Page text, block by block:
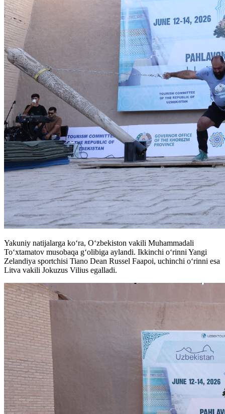
Yakuniy natijalarga ko‘ra, O‘zbekiston vakili Muhammadali
To‘xtamatov musobaqa g‘olibiga aylandi. Ikkinchi o‘rinni Yangi
Zelandiya sportchisi Tiano Dean Russel Faapoi, uchinchi o‘rinni esa
Litva vakili Jokuzus Vilius egalladi.